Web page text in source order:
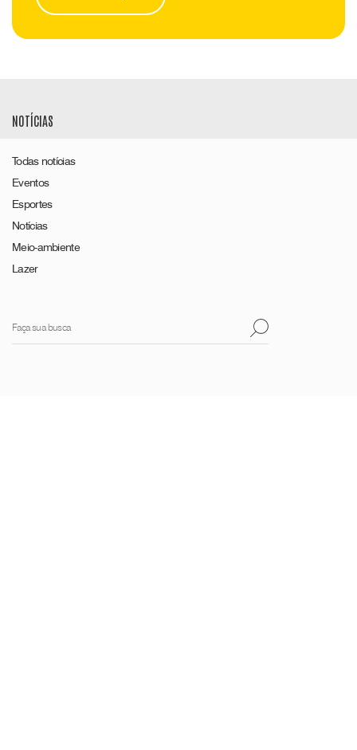
NOTÍCIAS
Todas notícias
Eventos
Esportes
Notícias
Meio-ambiente
Lazer